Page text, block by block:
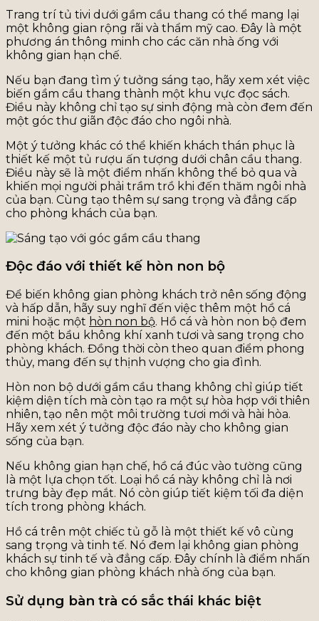
Trang trí tủ tivi dưới gầm cầu thang có thể mang lại
một không gian rộng rãi và thẩm mỹ cao. Đây là một
phương án thông minh cho các căn nhà ống với
không gian hạn chế.
Nếu bạn đang tìm ý tưởng sáng tạo, hãy xem xét việc
biến gầm cầu thang thành một khu vực đọc sách.
Điều này không chỉ tạo sự sinh động mà còn đem đến
một góc thư giãn độc đáo cho ngôi nhà.
Một ý tưởng khác có thể khiến khách thán phục là
thiết kế một tủ rượu ấn tượng dưới chân cầu thang.
Điều này sẽ là một điểm nhấn không thể bỏ qua và
khiến mọi người phải trầm trồ khi đến thăm ngôi nhà
của bạn. Cùng tạo thêm sự sang trọng và đẳng cấp
cho phòng khách của bạn.
Độc đáo với thiết kế hòn non bộ
Để biến không gian phòng khách trở nên sống động
và hấp dẫn, hãy suy nghĩ đến việc thêm một hồ cá
mini hoặc một hòn non bộ. Hồ cá và hòn non bộ đem
đến một bầu không khí xanh tươi và sang trọng cho
phòng khách. Đồng thời còn theo quan điểm phong
thủy, mang đến sự thịnh vượng cho gia đình.
Hòn non bộ dưới gầm cầu thang không chỉ giúp tiết
kiệm diện tích mà còn tạo ra một sự hòa hợp với thiên
nhiên, tạo nên một môi trường tươi mới và hài hòa.
Hãy xem xét ý tưởng độc đáo này cho không gian
sống của bạn.
Nếu không gian hạn chế, hồ cá đúc vào tường cũng
là một lựa chọn tốt. Loại hồ cá này không chỉ là nơi
trưng bày đẹp mắt. Nó còn giúp tiết kiệm tối đa diện
tích trong phòng khách.
Hồ cá trên một chiếc tủ gỗ là một thiết kế vô cùng
sang trọng và tinh tế. Nó đem lại không gian phòng
khách sự tinh tế và đẳng cấp. Đây chính là điểm nhấn
cho không gian phòng khách nhà ống của bạn.
Sử dụng bàn trà có sắc thái khác biệt